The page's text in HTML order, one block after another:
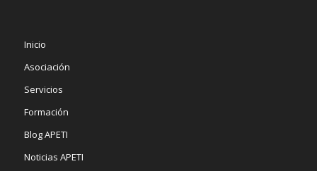
Inicio
Asociación
Servicios
Formación
Blog APETI
Noticias APETI